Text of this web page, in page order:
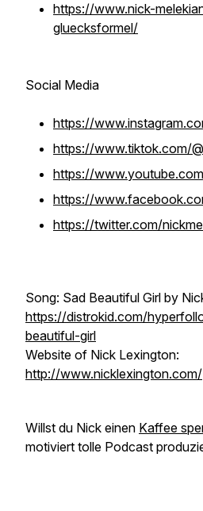
https://www.nick-
gluecksformel/
Social Media
https://
https://www.tiktok.com/
https://
https://
https://twitter.com/
Song: Sad Beautiful Girl by
https://distrokid.com/
beautiful-girl
Website of Nick Lexington:
http://www.nicklexington.com/
Willst du Nick einen Kaffee
motiviert tolle Podcast